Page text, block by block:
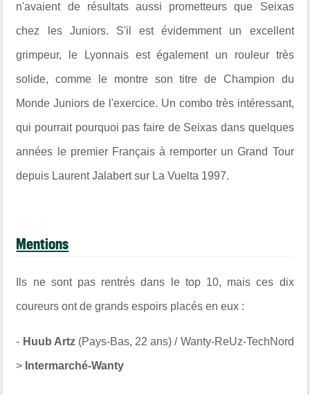
n'avaient de résultats aussi prometteurs que Seixas
chez les Juniors. S'il est évidemment un excellent
grimpeur, le Lyonnais est également un rouleur très
solide, comme le montre son titre de Champion du
Monde Juniors de l'exercice. Un combo très intéressant,
qui pourrait pourquoi pas faire de Seixas dans quelques
années le premier Français à remporter un Grand Tour
depuis Laurent Jalabert sur La Vuelta 1997.
Mentions
Ils ne sont pas rentrés dans le top 10, mais ces dix
coureurs ont de grands espoirs placés en eux :
- Huub Artz(Pays-Bas, 22 ans) / Wanty-ReUz-TechNord
> Intermarché-Wanty